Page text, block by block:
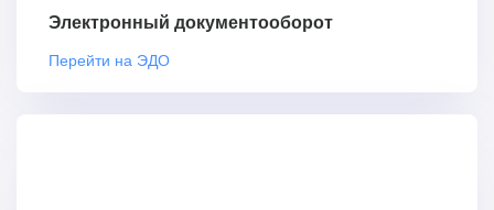
Электронный документооборот
Перейти на ЭДО